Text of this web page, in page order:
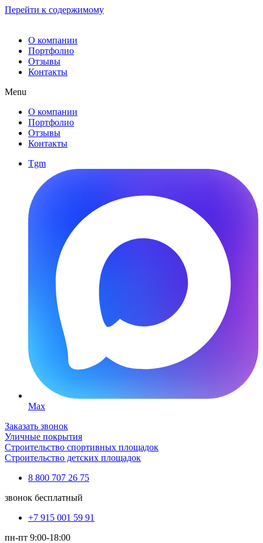
Перейти к содержимому
О компании
Портфолио
Отзывы
Контакты
Menu
О компании
Портфолио
Отзывы
Контакты
Tgm
Max
Заказать звонок
Уличные покрытия
Строительство спортивных площадок
Строительство детских площадок
8 800 707 26 75
звонок бесплатный
+7 915 001 59 91
пн-пт 9:00-18:00